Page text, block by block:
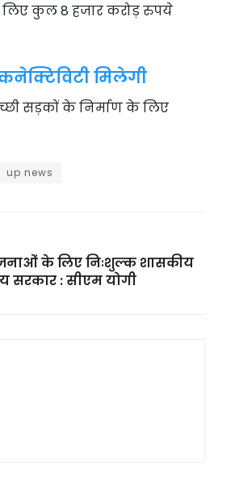
लिए कुल 8 हजार करोड़ रुपये
मिलेगी
सड़कों के निर्माण के लिए
up news
के लिए निःशुल्क शासकीय
सरकार : सीएम योगी